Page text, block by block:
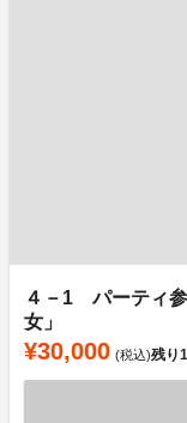
４－1 パーティ
女」
¥30,000 (税込)残り1